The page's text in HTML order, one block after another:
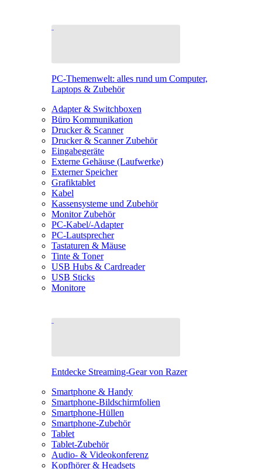
PC-Themenwelt: alles rund um Computer,
Laptops & Zubehör
Adapter & Switchboxen
Büro Kommunikation
Drucker & Scanner
Drucker & Scanner Zubehör
Eingabegeräte
Externe Gehäuse (Laufwerke)
Externer Speicher
Grafiktablet
Kabel
Kassensysteme und Zubehör
Monitor Zubehör
PC-Kabel/-Adapter
PC-Lautsprecher
Tastaturen & Mäuse
Tinte & Toner
USB Hubs & Cardreader
USB Sticks
Monitore
Entdecke Streaming-Gear von Razer
Smartphone & Handy
Smartphone-Bildschirmfolien
Smartphone-Hüllen
Smartphone-Zubehör
Tablet
Tablet-Zubehör
Audio- & Videokonferenz
Kopfhörer & Headsets